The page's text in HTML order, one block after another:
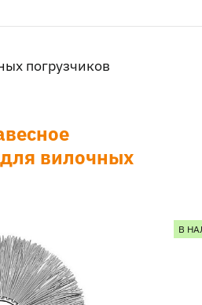
погрузчиков
вилочных
В